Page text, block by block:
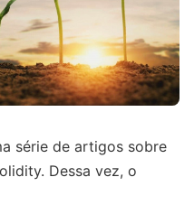
série de artigos sobre
Dessa vez, o